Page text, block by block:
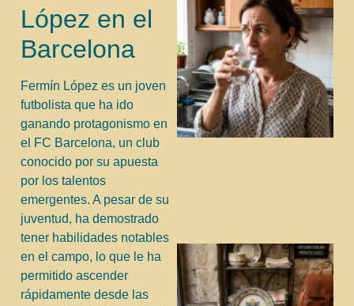
López en el
Barcelona
Fermín López es un joven
futbolista que ha ido
ganando protagonismo en
el FC Barcelona, un club
conocido por su apuesta
por los talentos
emergentes. A pesar de su
juventud, ha demostrado
tener habilidades notables
en el campo, lo que le ha
permitido ascender
rápidamente desde las